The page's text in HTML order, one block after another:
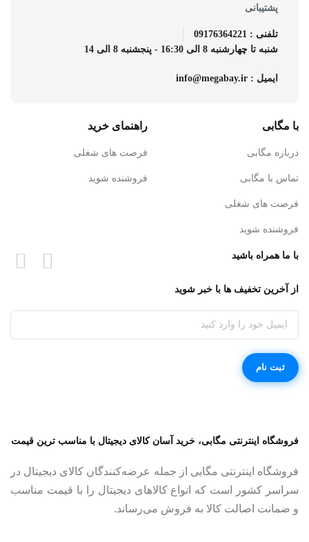
پشتیبانی
تلفنی : 09176364221
شنبه تا چهارشنبه 8 الی 16:30 - پنجشنبه 8 الی 14
ایمیل : info@megabay.ir
با مگابی
درباره مگابی
تماس با مگابی
فرصت های شغلی
فروشنده شوید
راهنمای خرید
فرصت های شغلی
فروشنده شوید
با ما همراه باشید
از آخرین تخفیف ها با خبر شوید
فروشگاه اینترنتی مگابی، خرید آسان کالای دیجیتال با مناسب ترین قیمت
فروشگاه اینترنتی مگابی از جمله عرضه‌کنندگان کالای دیجیتال در
سراسر کشور است که انواع کالاهای دیجیتال را با قیمت مناسب
و ضمانت اصالت کالا به فروش می‌رساند.